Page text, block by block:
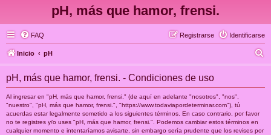
pH, más que hamor, frensi.
FAQ Identificarse
Registrarse
Inicio pH
pH, más que hamor, frensi. - Condiciones de uso
Al ingresar en "pH, más que hamor, frensi." (de aquí en adelante "nosotros", "nos",
"nuestro", "pH, más que hamor, frensi.", "https://www.todaviapordeterminar.com"), tú
acuerdas estar legalmente sometido a los siguientes términos. En caso contrario, por favor
no te registres y/o uses "pH, más que hamor, frensi.". Podemos cambiar estos términos en
cualquier momento e intentaríamos avisarte, sin embargo sería prudente que los revises por